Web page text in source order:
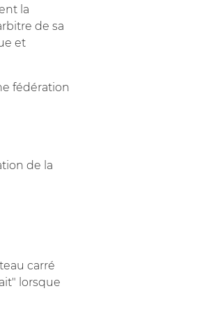
la
de sa
et
fédération
de la
carré
lorsque